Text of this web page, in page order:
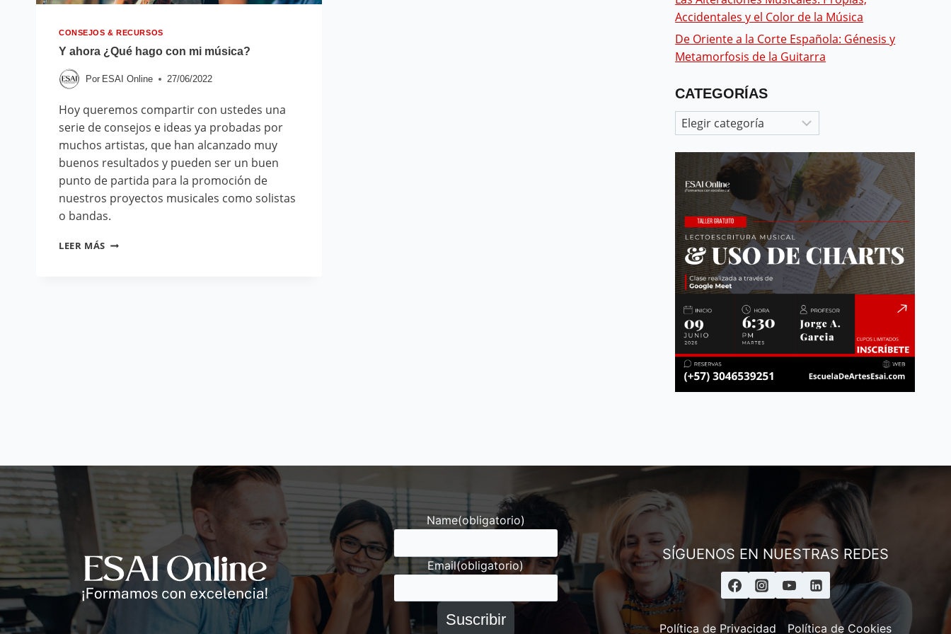
CONSEJOS & RECURSOS
Y ahora ¿Qué hago con mi música?
Por ESAI Online 27/06/2022
Hoy queremos compartir con ustedes una
serie de consejos e ideas ya probadas por
muchos artistas, que han alcanzado muy
buenos resultados y pueden ser un buen
punto de partida para la promoción de
nuestros proyectos musicales como solistas
o bandas.
LEER MÁS
Accidentales y el Color de la Música
De Oriente a la Corte Española: Génesis y
Metamorfosis de la Guitarra
CATEGORÍAS
Name(obligatorio)
Email(obligatorio)
Suscribir
SÍGUENOS EN NUESTRAS REDES
Política de Privacidad Política de Cookies
Andrés
Asesor ESAI